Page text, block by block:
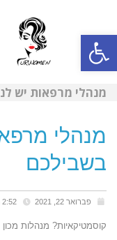
פתח סרגל נגישות
מנהלי מרפאות יש
מנהלי
בשבילכם
פברואר 22, 2021
קוסמטיקאיות? מנהלות